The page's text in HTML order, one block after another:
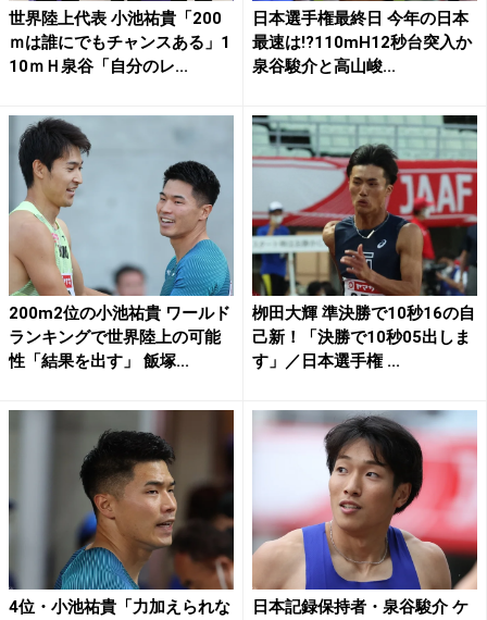
世界陸上代表 小池祐貴「200
ｍは誰にでもチャンスある」1
10ｍＨ泉谷「自分のレ...
日本選手権最終日 今年の日本
最速は!?110mH12秒台突入か
泉谷駿介と高山峻...
200m2位の小池祐貴 ワールド
ランキングで世界陸上の可能
性「結果を出す」 飯塚...
栁田大輝 準決勝で10秒16の自
己新！「決勝で10秒05出しま
す」／日本選手権 ...
4位・小池祐貴「力加えられな
日本記録保持者・泉谷駿介 ケ